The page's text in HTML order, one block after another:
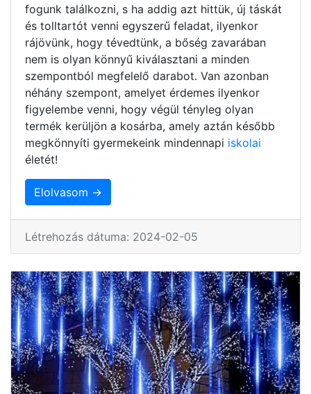
fogunk találkozni, s ha addig azt hittük, új táskát
és tolltartót venni egyszerű feladat, ilyenkor
rájövünk, hogy tévedtünk, a bőség zavarában
nem is olyan könnyű kiválasztani a minden
szempontból megfelelő darabot. Van azonban
néhány szempont, amelyet érdemes ilyenkor
figyelembe venni, hogy végül tényleg olyan
termék kerüljön a kosárba, amely aztán később
megkönnyíti gyermekeink mindennapi iskolai
életét!
Elolvasom →
Létrehozás dátuma: 2024-02-05